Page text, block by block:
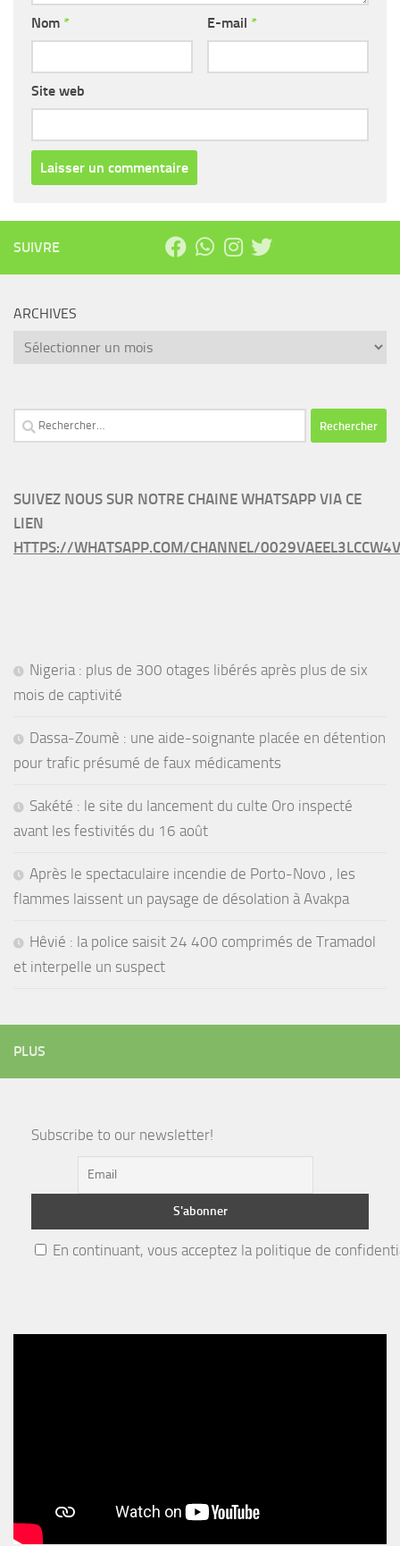
Nom * E-mail *
Site web
SUIVRE
ARCHIVES
Archives
Rechercher :
SUIVEZ NOUS SUR NOTRE CHAINE WHATSAPP VIA CE
LIEN
HTTPS://WHATSAPP.COM/CHANNEL/
Nigeria : plus de 300 otages libérés après plus de six
mois de captivité
Dassa-Zoumè : une aide-soignante placée en détention
pour trafic présumé de faux médicaments
Sakété : le site du lancement du culte Oro inspecté
avant les festivités du 16 août
Après le spectaculaire incendie de Porto-Novo , les
flammes laissent un paysage de désolation à Avakpa
Hêvié : la police saisit 24 400 comprimés de Tramadol
et interpelle un suspect
PLUS
Subscribe to our newsletter!
En continuant, vous acceptez la politique de